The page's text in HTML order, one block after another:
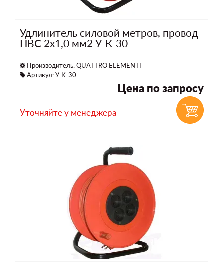
Удлинитель силовой метров, провод
ПВС 2х1,0 мм2 У-К-30
Производитель:QUATTRO ELEMENTI
Артикул: У-К-30
Цена по запросу
Уточняйте у менеджера